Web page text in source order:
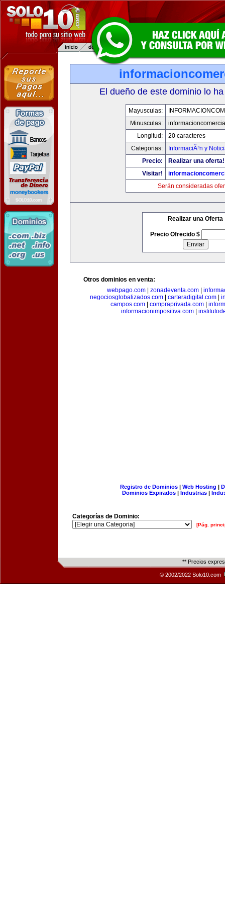
El dueño de este dominio lo
Mayusculas:
Minusculas:
Longitud:
20 caracteres
Categorias:
InformaciÃ³n y
Precio:
Realizar una oferta!
Visitar!
Serán consideradas
Realizar una Oferta
Precio Ofrecido $
Otros dominios en venta:
webpago.com
zonadeventa.com
negociosglobalizados.com
carteradigital.com
campos.com
compraprivada.com
informacionimpositiva.com
Registro de Dominios| Web Hosting |
Dominios Expirados | Industrias |
Categorías de Dominio:
[Pág.
** Precios
© 2002/2022 Solo10.com